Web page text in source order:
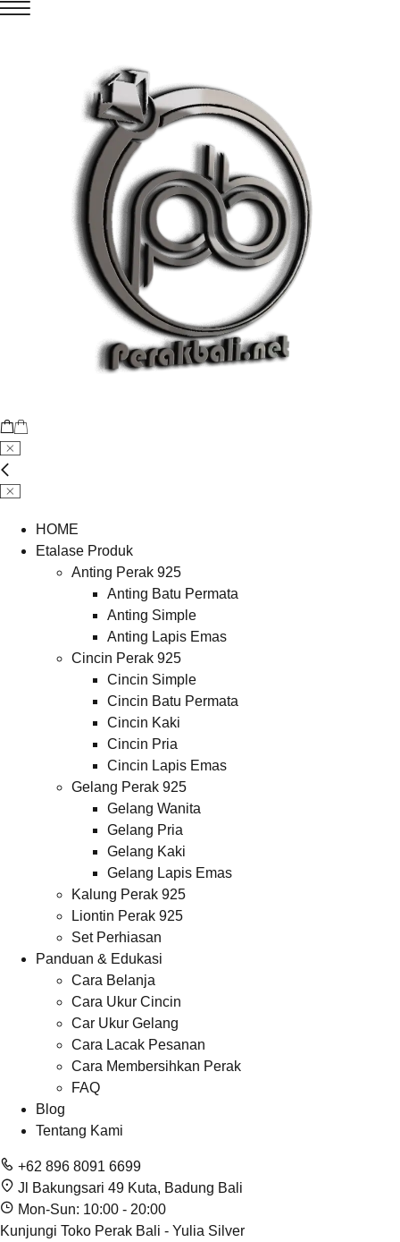
HOME
Etalase Produk
Anting Perak 925
Anting Batu Permata
Anting Simple
Anting Lapis Emas
Cincin Perak 925
Cincin Simple
Cincin Batu Permata
Cincin Kaki
Cincin Pria
Cincin Lapis Emas
Gelang Perak 925
Gelang Wanita
Gelang Pria
Gelang Kaki
Gelang Lapis Emas
Kalung Perak 925
Liontin Perak 925
Set Perhiasan
Panduan & Edukasi
Cara Belanja
Cara Ukur Cincin
Car Ukur Gelang
Cara Lacak Pesanan
Cara Membersihkan Perak
FAQ
Blog
Tentang Kami
+62 896 8091 6699
Jl Bakungsari 49 Kuta, Badung Bali
Mon-Sun: 10:00 - 20:00
Kunjungi Toko Perak Bali - Yulia Silver